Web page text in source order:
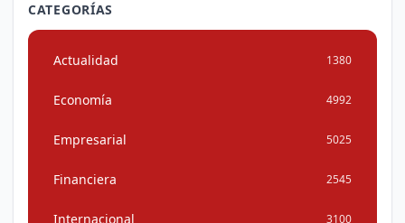
CATEGORÍAS
Actualidad 1380
Economía 4992
Empresarial 5025
Financiera 2545
Internacional 3100